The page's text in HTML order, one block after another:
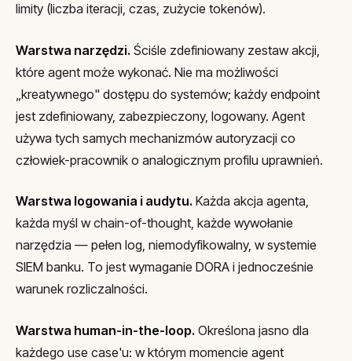
limity (liczba iteracji, czas, zużycie tokenów).
Warstwa narzędzi. Ściśle zdefiniowany zestaw akcji,
które agent może wykonać. Nie ma możliwości
„kreatywnego" dostępu do systemów; każdy endpoint
jest zdefiniowany, zabezpieczony, logowany. Agent
używa tych samych mechanizmów autoryzacji co
człowiek-pracownik o analogicznym profilu uprawnień.
Warstwa logowania i audytu. Każda akcja agenta,
każda myśl w chain-of-thought, każde wywołanie
narzędzia — pełen log, niemodyfikowalny, w systemie
SIEM banku. To jest wymaganie DORA i jednocześnie
warunek rozliczalności.
Warstwa human-in-the-loop. Określona jasno dla
każdego use case'u: w którym momencie agent